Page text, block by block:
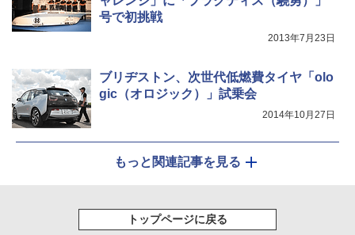
号で初挑戦
2013年7月23日
ブリヂストン、次世代低燃費タイヤ「olo
gic（オロジック）」試乗会
2014年10月27日
もっと関連記事を見る
トップページに戻る